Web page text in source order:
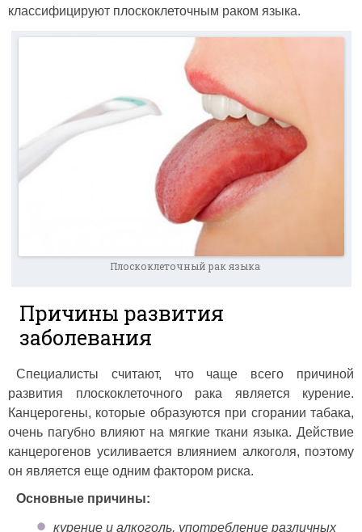
классифицируют плоскоклеточным раком языка.
Плоскоклеточный рак языка
Причины развития
заболевания
Специалисты считают, что чаще всего причиной
развития плоскоклеточного рака является курение.
Канцерогены, которые образуются при сгорании табака,
очень пагубно влияют на мягкие ткани языка. Действие
канцерогенов усиливается влиянием алкоголя, поэтому
он является еще одним фактором риска.
Основные причины:
курение и алкоголь, употребление различных